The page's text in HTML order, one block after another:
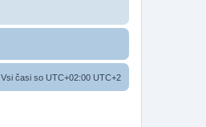
Vsi časi so UTC+02:00 UTC+2